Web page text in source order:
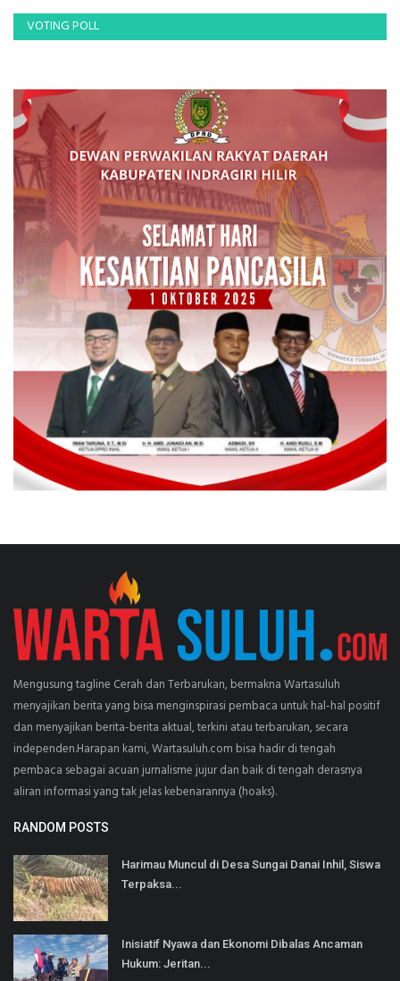
VOTING POLL
Mengusung tagline Cerah dan Terbarukan, bermakna Wartasuluh
menyajikan berita yang bisa menginspirasi pembaca untuk hal-hal positif
dan menyajikan berita-berita aktual, terkini atau terbarukan, secara
independen.Harapan kami, Wartasuluh.com bisa hadir di tengah
pembaca sebagai acuan jurnalisme jujur dan baik di tengah derasnya
aliran informasi yang tak jelas kebenarannya (hoaks).
RANDOM POSTS
Harimau Muncul di Desa Sungai Danai Inhil, Siswa
Terpaksa...
Inisiatif Nyawa dan Ekonomi Dibalas Ancaman
Hukum: Jeritan...